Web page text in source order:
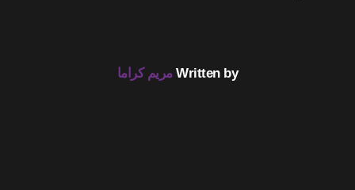
Written by مريم كراما